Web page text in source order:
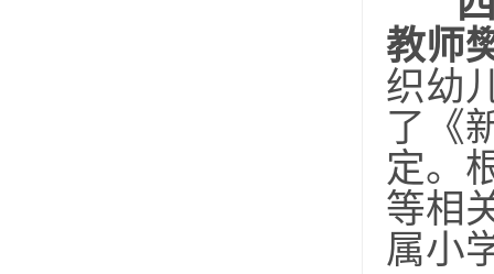
教师
织幼
了《
定。
等相
属小